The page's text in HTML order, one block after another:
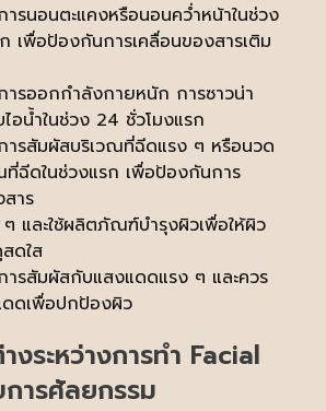
รนอนตะแคงหรือนอนคว่ำหน้าในช่วง
เพื่อป้องกันการเคลื่อนของสารเติม
ารออกกำลังกายหนัก การซาวน่า
อน้ำในช่วง 24 ชั่วโมงแรก
ารสัมผัสบริเวณที่ฉีดแรง ๆ หรือนวด
ที่ฉีดในช่วงแรก เพื่อป้องกันการ
าร
และใช้ผลิตภัณฑ์บำรุงผิวเพื่อให้ผิว
ดใส
ารสัมผัสกับแสงแดดแรง ๆ และควร
ดดเพื่อปกป้องผิว
งระหว่างการทำ Facial
ารศัลยกรรม